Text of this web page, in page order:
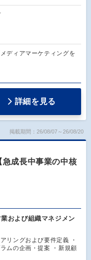
ディアマーケティングを
詳細を見る
掲載期間：26/08/07～26/08/20
成長中事業の中核
および組織マネジメン
リングおよび要件定義 ・
ムの企画・提案 ・新規顧